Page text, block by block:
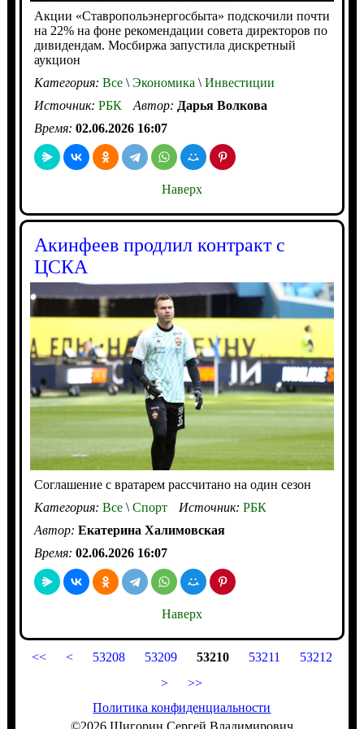
Акции «Ставропольэнергосбыта» подскочили почти
на 22% на фоне рекомендации совета директоров по
дивидендам. Мосбиржа запустила дискретный
аукцион
Категория: Все\Экономика \Инвестиции
Источник: РБК Автор: Дарья Волкова
Время: 02.06.2026 16:07
Наверх
Акинфеев продлил контракт с
ЦСКА
Соглашение с вратарем рассчитано на один сезон
Категория: Все\Спорт Источник: РБК
Автор: Екатерина Халимовская
Время: 02.06.2026 16:07
Наверх
<< < 53208 53209 53210 53211
53212
>
>>
Политика конфиденциальности